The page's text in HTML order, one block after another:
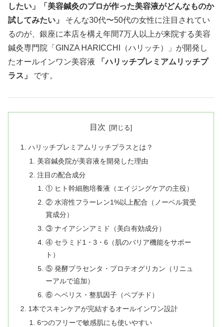
したい」「美容鍼灸のプロが作った美容液がどんなものか
試してみたい」
そんな30代〜50代の女性に注目されてい
るのが、銀座に本店を構え年間7万人以上が来院する美容
鍼灸専門院「GINZA HARICCHI（ハリッチ）」が開発し
たオールインワン美容液
「ハリッチプレミアムリッチプ
ラス」
です。
目次
ハリッチプレミアムリッチプラスとは？
美容鍼灸院が美容液を開発した理由
注目の配合成分
① ヒト幹細胞培養液（エイジングケアの主役）
② 水溶性フラーレン1%以上配合（ノーベル賞受
賞成分）
③ ナイアシンアミド（美白有効成分）
④ セラミド1・3・6（肌のバリア機能をサポー
ト）
⑤ 発酵プラセンタ・プロテオグリカン（リニュ
ーアルで追加）
⑥ ヘベリス・整肌因子（ペプチド）
1本でスキンケアが完結するオールインワン設計
6つのフリーで敏感肌にも使いやすい